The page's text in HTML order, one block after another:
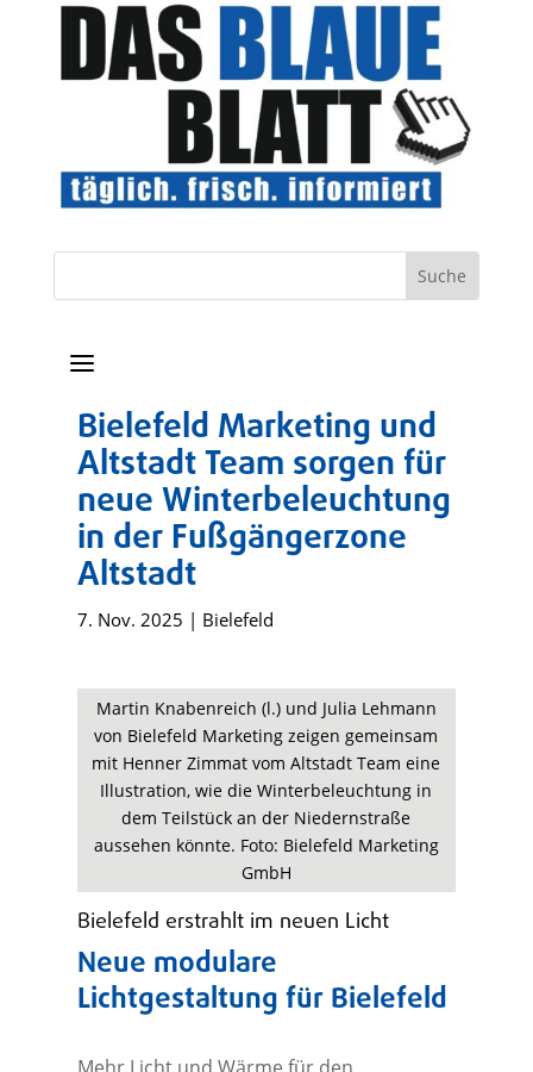
a
Bielefeld Marketing und
Altstadt Team sorgen für
neue Winterbeleuchtung
in der Fußgängerzone
Altstadt
7. Nov. 2025 | Bielefeld
Martin Knabenreich (l.) und Julia Lehmann
von Bielefeld Marketing zeigen gemeinsam
mit Henner Zimmat vom Altstadt Team eine
Illustration, wie die Winterbeleuchtung in
dem Teilstück an der Niedernstraße
aussehen könnte. Foto: Bielefeld Marketing
GmbH
Bielefeld erstrahlt im neuen Licht
Neue modulare
Lichtgestaltung für Bielefeld